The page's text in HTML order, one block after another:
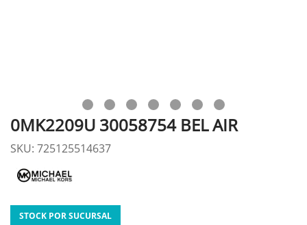
0MK2209U 30058754 BEL AIR
SKU: 725125514637
STOCK POR SUCURSAL